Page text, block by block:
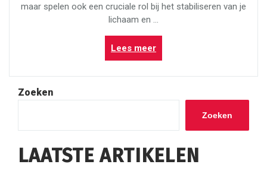
maar spelen ook een cruciale rol bij het stabiliseren van je
lichaam en …
Lees meer“Effectief
Bilspieren
Trainen
de
Zoeken
Zoeken
LAATSTE ARTIKELEN